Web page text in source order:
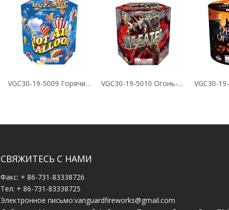
VGC30-19-5009 Горячий воздушный шар 19 выстрелов VGC30-19-5010 Огонь-едок 19 Снимки Торт
СВЯЖИТЕСЬ С НАМИ
Факс: + 86-731-83338726
Тел: + 86-731-83338725
Электронное письмо:vanguardfireworks@gmail.com